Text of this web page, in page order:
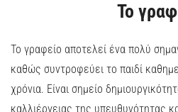
Το
Το γραφείο αποτελεί ένα πολύ
καθώς συντροφεύει το παιδί
χρόνια. Είναι σημείο
καλλιέργειας της υπευθυνότητας